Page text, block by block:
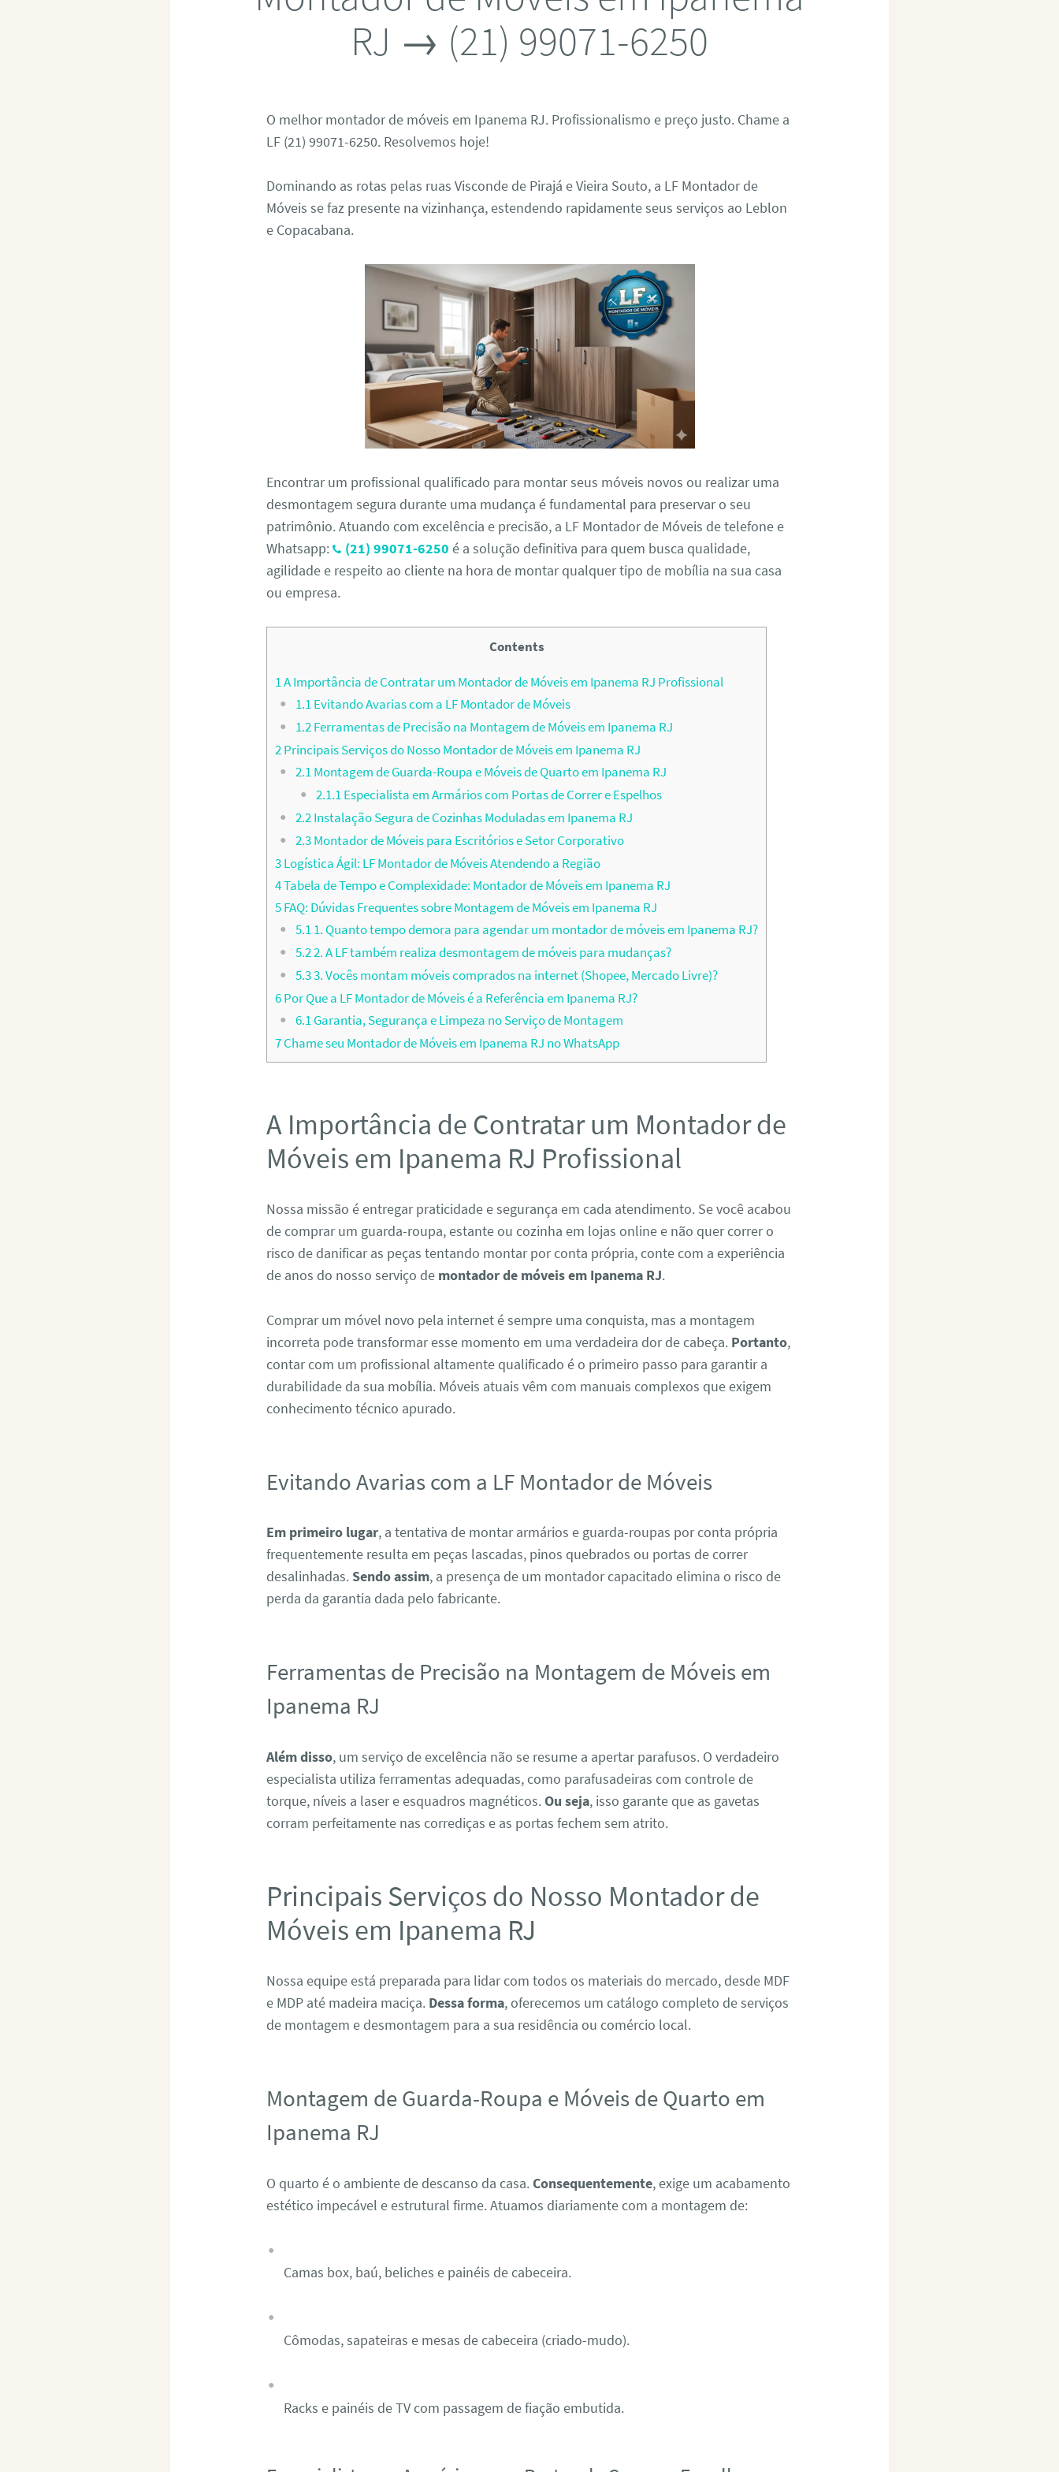
RJ → (21) 99071-6250
O melhor montador de móveis em Ipanema RJ. Profissionalismo e preço justo. Chame a
LF (21) 99071-6250. Resolvemos hoje!
Dominando as rotas pelas ruas Visconde de Pirajá e Vieira Souto, a LF Montador de
Móveis se faz presente na vizinhança, estendendo rapidamente seus serviços ao Leblon
e Copacabana.
Encontrar um profissional qualificado para montar seus móveis novos ou realizar uma
desmontagem segura durante uma mudança é fundamental para preservar o seu
patrimônio. Atuando com excelência e precisão, a LF Montador de Móveis de telefone e
Whatsapp:
(21) 99071-6250 é a solução definitiva para quem busca qualidade,
agilidade e respeito ao cliente na hora de montar qualquer tipo de mobília na sua casa
ou empresa.
Contents
1A Importância de Contratar um Montador de Móveis em Ipanema RJ Profissional
1.1Evitando Avarias com a LF Montador de Móveis
1.2Ferramentas de Precisão na Montagem de Móveis em Ipanema RJ
2Principais Serviços do Nosso Montador de Móveis em Ipanema RJ
2.1Montagem de Guarda-Roupa e Móveis de Quarto em Ipanema RJ
2.1.1Especialista em Armários com Portas de Correr e Espelhos
2.2Instalação Segura de Cozinhas Moduladas em Ipanema RJ
2.3Montador de Móveis para Escritórios e Setor Corporativo
3Logística Ágil: LF Montador de Móveis Atendendo a Região
4Tabela de Tempo e Complexidade: Montador de Móveis em Ipanema RJ
5FAQ: Dúvidas Frequentes sobre Montagem de Móveis em Ipanema RJ
5.11. Quanto tempo demora para agendar um montador de móveis em Ipanema RJ?
5.22. A LF também realiza desmontagem de móveis para mudanças?
5.33. Vocês montam móveis comprados na internet (Shopee, Mercado Livre)?
6Por Que a LF Montador de Móveis é a Referência em Ipanema RJ?
6.1Garantia, Segurança e Limpeza no Serviço de Montagem
7Chame seu Montador de Móveis em Ipanema RJ no WhatsApp
A Importância de Contratar um Montador de
Móveis em Ipanema RJ Profissional
Nossa missão é entregar praticidade e segurança em cada atendimento. Se você acabou
de comprar um guarda-roupa, estante ou cozinha em lojas online e não quer correr o
risco de danificar as peças tentando montar por conta própria, conte com a experiência
de anos do nosso serviço de montador de móveis em Ipanema RJ.
Comprar um móvel novo pela internet é sempre uma conquista, mas a montagem
incorreta pode transformar esse momento em uma verdadeira dor de cabeça. Portanto,
contar com um profissional altamente qualificado é o primeiro passo para garantir a
durabilidade da sua mobília. Móveis atuais vêm com manuais complexos que exigem
conhecimento técnico apurado.
Evitando Avarias com a LF Montador de Móveis
Em primeiro lugar, a tentativa de montar armários e guarda-roupas por conta própria
frequentemente resulta em peças lascadas, pinos quebrados ou portas de correr
desalinhadas. Sendo assim, a presença de um montador capacitado elimina o risco de
perda da garantia dada pelo fabricante.
Ferramentas de Precisão na Montagem de Móveis em
Ipanema RJ
Além disso, um serviço de excelência não se resume a apertar parafusos. O verdadeiro
especialista utiliza ferramentas adequadas, como parafusadeiras com controle de
torque, níveis a laser e esquadros magnéticos.Ou seja, isso garante que as gavetas
corram perfeitamente nas corrediças e as portas fechem sem atrito.
Principais Serviços do Nosso Montador de
Móveis em Ipanema RJ
Nossa equipe está preparada para lidar com todos os materiais do mercado, desde MDF
e MDP até madeira maciça. Dessa forma, oferecemos um catálogo completo de serviços
de montagem e desmontagem para a sua residência ou comércio local.
Montagem de Guarda-Roupa e Móveis de Quarto em
Ipanema RJ
O quarto é o ambiente de descanso da casa.Consequentemente, exige um acabamento
estético impecável e estrutural firme. Atuamos diariamente com a montagem de:
Camas box, baú, beliches e painéis de cabeceira.
Cômodas, sapateiras e mesas de cabeceira (criado-mudo).
Racks e painéis de TV com passagem de fiação embutida.